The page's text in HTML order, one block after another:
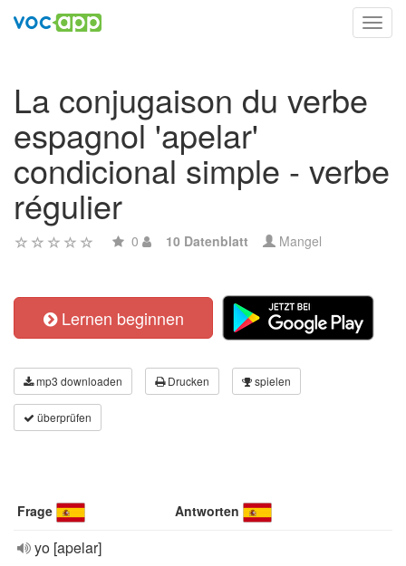
La conjugaison du verbe
espagnol 'apelar'
condicional simple - verbe
régulier
0 10 Datenblatt Mangel
Lernen beginnen
mp3 downloaden Drucken spielen
überprüfen
Frage Antworten
yo [apelar]